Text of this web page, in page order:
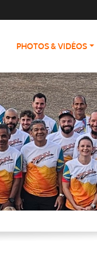
PHOTOS & VIDÉOS